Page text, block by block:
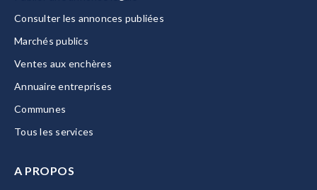
Consulter les annonces publiées
Marchés publics
Ventes aux enchères
Annuaire entreprises
Communes
Tous les services
A PROPOS